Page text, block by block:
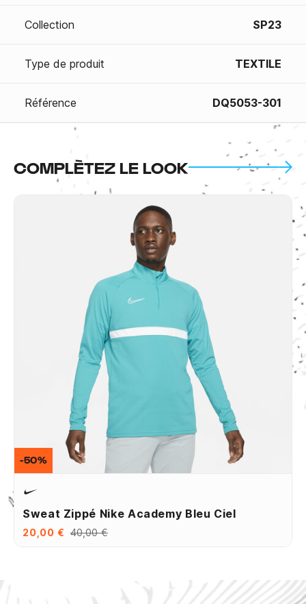
Collection SP23
Type de produit TEXTILE
Référence DQ5053-301
COMPLÈTEZ LE LOOK
Sweat Zippé Nike Academy Bleu Ciel
20,00 € 40,00 €
-50%